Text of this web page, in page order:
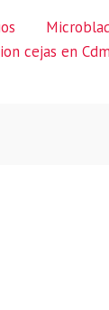
cejas en